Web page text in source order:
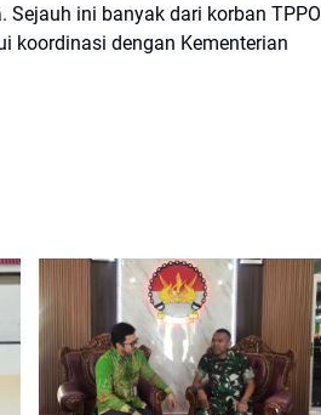
Sejauh ini banyak dari korban TPPO
koordinasi dengan Kementerian